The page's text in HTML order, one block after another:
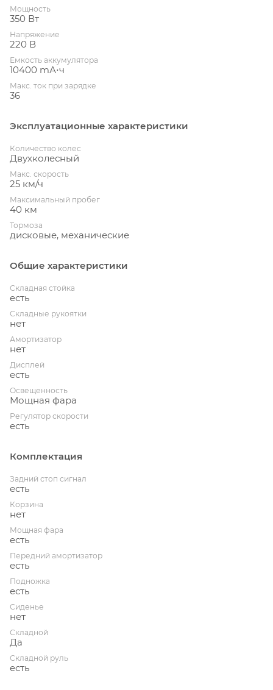
Мощность
350 Вт
Напряжение
220 В
Емкость аккумулятора
10400 mА⋅ч
Макс. ток при зарядке
36
Эксплуатационные характеристики
Количество колес
Двухколесный
Макс. скорость
25 км/ч
Максимальный пробег
40 км
Тормоза
дисковые, механические
Общие характеристики
Складная стойка
есть
Складные рукоятки
нет
Амортизатор
нет
Дисплей
есть
Освещенность
Мощная фара
Регулятор скорости
есть
Комплектация
Задний стоп сигнал
есть
Корзина
нет
Мощная фара
есть
Передний амортизатор
есть
Подножка
есть
Сиденье
нет
Складной
Да
Складной руль
есть